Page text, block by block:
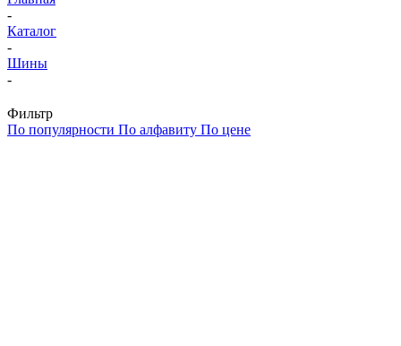
-
Каталог
-
Шины
-
Фильтр
По популярности По алфавиту По цене